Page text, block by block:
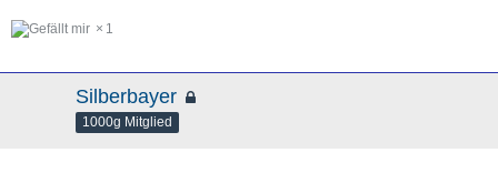
1
Silberbayer
1000g Mitglied